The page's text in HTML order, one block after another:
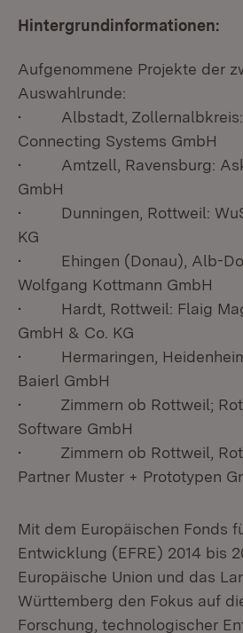
Hintergrundinformationen:
Aufgenommene Projekte der
Auswahlrunde:
• Albstadt, Zollernalbkreis:
Connecting Systems GmbH
• Amtzell, Ravensburg:
GmbH
• Dunningen, Rottweil:
KG
• Ehingen (Donau), Alb-
Wolfgang Kottmann GmbH
• Hardt, Rottweil: Flaig
GmbH & Co. KG
• Hermaringen,
Baierl GmbH
• Zimmern ob Rottweil;
Software GmbH
• Zimmern ob Rottweil,
Partner Muster + Prototypen
Mit dem Europäischen Fonds
Entwicklung (EFRE) 2014 bis
Europäische Union und das
Württemberg den Fokus auf
Forschung, technologischer